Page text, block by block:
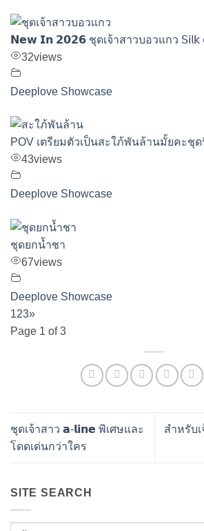
𝗡𝗲𝘄 𝗜𝗻 𝟮𝟬𝟮𝟲 ชุดเจ้าสาวบอวแกว 𝖲𝗂𝗅𝗄
32views
Deeplove Showcase
POV เตรียมตัวเป็นสะใภ้พันล้านมั้ยคะชุ
43views
Deeplove Showcase
ชุดยกน้ำชา
67views
Deeplove Showcase
123»
Page 1 of 3
ชุดเจ้าสาว 𝗮-𝗹𝗶𝗻𝗲 พิเศษและ
โดดเด่นกว่าใคร
สำหรับ
SITE SEARCH